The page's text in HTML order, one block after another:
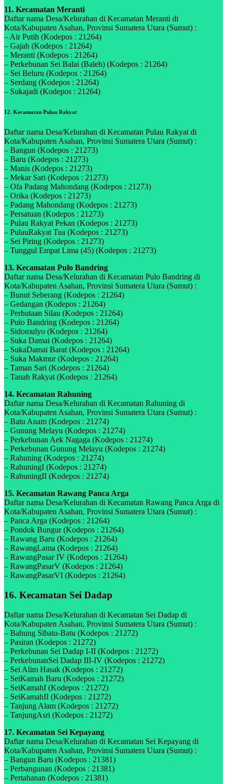
11. Kecamatan Meranti
Daftar nama Desa/Kelurahan di Kecamatan Meranti di
Kota/Kabupaten Asahan, Provinsi Sumatera Utara (Sumut) :
– Air Putih (Kodepos : 21264)
– Gajah (Kodepos : 21264)
– Meranti (Kodepos : 21264)
– Perkebunan Sei Balai (Baleh) (Kodepos : 21264)
– Sei Beluru (Kodepos : 21264)
– Serdang (Kodepos : 21264)
– Sukajadi (Kodepos : 21264)
12. Kecamatan Pulau Rakyat
Daftar nama Desa/Kelurahan di Kecamatan Pulau Rakyat di
Kota/Kabupaten Asahan, Provinsi Sumatera Utara (Sumut) :
– Bangun (Kodepos : 21273)
– Baru (Kodepos : 21273)
– Manis (Kodepos : 21273)
– Mekar Sari (Kodepos : 21273)
– Ofa Padang Mahondang (Kodepos : 21273)
– Orika (Kodepos : 21273)
– Padang Mahondang (Kodepos : 21273)
– Persatuan (Kodepos : 21273)
– Pulau Rakyat Pekan (Kodepos : 21273)
– PulauRakyat Tua (Kodepos : 21273)
– Sei Piring (Kodepos : 21273)
– Tunggul Empat Lima (45) (Kodepos : 21273)
13. Kecamatan Pulo Bandring
Daftar nama Desa/Kelurahan di Kecamatan Pulo Bandring di
Kota/Kabupaten Asahan, Provinsi Sumatera Utara (Sumut) :
– Bunut Seberang (Kodepos : 21264)
– Gedangan (Kodepos : 21264)
– Perhutaan Silau (Kodepos : 21264)
– Pulo Bandring (Kodepos : 21264)
– Sidomulyo (Kodepos : 21264)
– Suka Damai (Kodepos : 21264)
– SukaDamai Barat (Kodepos : 21264)
– Suka Makmur (Kodepos : 21264)
– Taman Sari (Kodepos : 21264)
– Tanah Rakyat (Kodepos : 21264)
14. Kecamatan Rahuning
Daftar nama Desa/Kelurahan di Kecamatan Rahuning di
Kota/Kabupaten Asahan, Provinsi Sumatera Utara (Sumut) :
– Batu Anam (Kodepos : 21274)
– Gunung Melayu (Kodepos : 21274)
– Perkebunan Aek Nagaga (Kodepos : 21274)
– Perkebunan Gunung Melayu (Kodepos : 21274)
– Rahuning (Kodepos : 21274)
– RahuningI (Kodepos : 21274)
– RahuningII (Kodepos : 21274)
15. Kecamatan Rawang Panca Arga
Daftar nama Desa/Kelurahan di Kecamatan Rawang Panca Arga di
Kota/Kabupaten Asahan, Provinsi Sumatera Utara (Sumut) :
– Panca Arga (Kodepos : 21264)
– Pondok Bungur (Kodepos : 21264)
– Rawang Baru (Kodepos : 21264)
– RawangLama (Kodepos : 21264)
– RawangPasar IV (Kodepos : 21264)
– RawangPasarV (Kodepos : 21264)
– RawangPasarVI (Kodepos : 21264)
16. Kecamatan Sei Dadap
Daftar nama Desa/Kelurahan di Kecamatan Sei Dadap di
Kota/Kabupaten Asahan, Provinsi Sumatera Utara (Sumut) :
– Bahung Sibatu-Batu (Kodepos : 21272)
– Pasiran (Kodepos : 21272)
– Perkebunan Sei Dadap I-II (Kodepos : 21272)
– PerkebunanSei Dadap III-IV (Kodepos : 21272)
– Sei Alim Hasak (Kodepos : 21272)
– SeiKamah Baru (Kodepos : 21272)
– SeiKamahI (Kodepos : 21272)
– SeiKamahII (Kodepos : 21272)
– Tanjung Alam (Kodepos : 21272)
– TanjungAsri (Kodepos : 21272)
17. Kecamatan Sei Kepayang
Daftar nama Desa/Kelurahan di Kecamatan Sei Kepayang di
Kota/Kabupaten Asahan, Provinsi Sumatera Utara (Sumut) :
– Bangun Baru (Kodepos : 21381)
– Perbangunan (Kodepos : 21381)
– Pertahanan (Kodepos : 21381)